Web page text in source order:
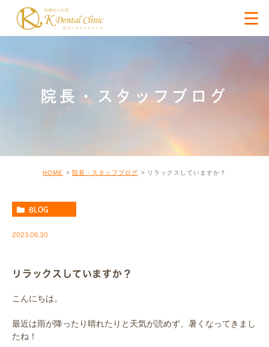
院長・スタッフブログ
HOME 院長・スタッフブログ リラックスしていますか？
BLOG
2023.06.30
リラックスしていますか？
こんにちは。
最近は雨が降ったり晴れたりと天気が読めず、暑くなってきまし
たね！